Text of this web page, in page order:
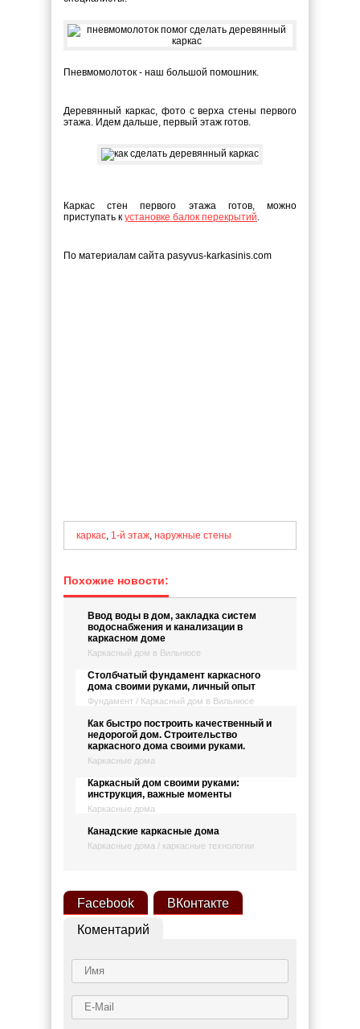
Пневмомолоток - наш большой помошник.
Деревянный каркас, фото с верха стены первого
этажа. Идем дальше, первый этаж готов.
Каркас стен первого этажа готов, можно
приступать к установке балок перекрытий.
По материалам сайта pasyvus-karkasinis.com
каркас, 1-й этаж, наружные стены
Похожие новости:
Ввод воды в дом, закладка систем
водоснабжения и канализации в
каркасном доме
Каркасный дом в Вильнюсе
Столбчатый фундамент каркасного
дома своими руками, личный опыт
Фундамент / Каркасный дом в Вильнюсе
Как быстро построить качественный и
недорогой дом. Строительство
каркасного дома своими руками.
Каркасные дома
Каркасный дом своими руками:
инструкция, важные моменты
Каркасные дома
Канадские каркасные дома
Каркасные дома / каркасные технологии
Facebook
ВКонтакте
Коментарий